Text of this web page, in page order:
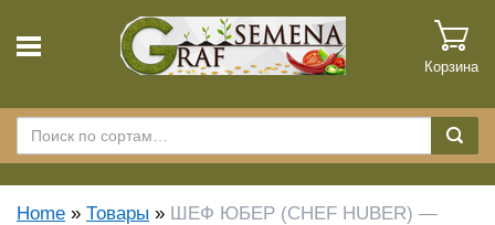
Корзина
Home » Товары » ШЕФ ЮБЕР (CHEF HUBER) —